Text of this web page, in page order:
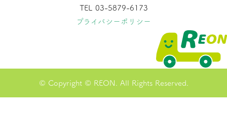
TEL 03-5879-6173
プライバシーポリシー
© Copyright © REON. All Rights Reserved.